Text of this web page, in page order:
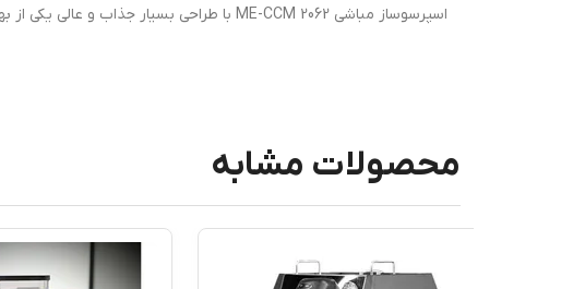
اسپرسوساز مباشی ME-CCM 2062 با طراحی بسیار جذاب و عالی یکی از بهترین اسپرسوساز ها که مناسب خانه و کافه های کوچک است.
محصولات مشابه